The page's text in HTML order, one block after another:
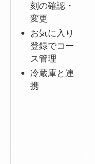
刻の確認・
変更
お気に入り
登録でコー
ス管理
冷蔵庫と連
携